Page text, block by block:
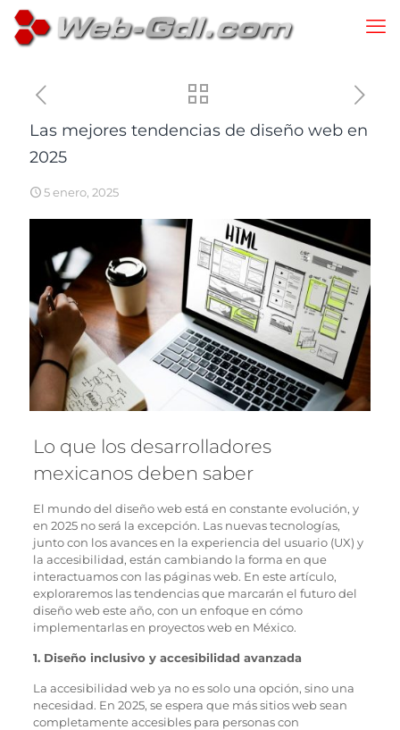
Las mejores tendencias de diseño web en
2025
5 enero, 2025
Lo que los desarrolladores
mexicanos deben saber
El mundo del diseño web está en constante evolución, y
en 2025 no será la excepción. Las nuevas tecnologías,
junto con los avances en la experiencia del usuario (UX) y
la accesibilidad, están cambiando la forma en que
interactuamos con las páginas web. En este artículo,
exploraremos las tendencias que marcarán el futuro del
diseño web este año, con un enfoque en cómo
implementarlas en proyectos web en México.
1. Diseño inclusivo y accesibilidad avanzada
La accesibilidad web ya no es solo una opción, sino una
necesidad. En 2025, se espera que más sitios web sean
completamente accesibles para personas con